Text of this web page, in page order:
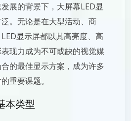
展的背景下，大屏幕LED显
。无论是在大型活动、商
显示屏都以其高亮度、高
现力成为不可或缺的视觉媒
的最佳显示方案，成为许多
重要课题。
本类型